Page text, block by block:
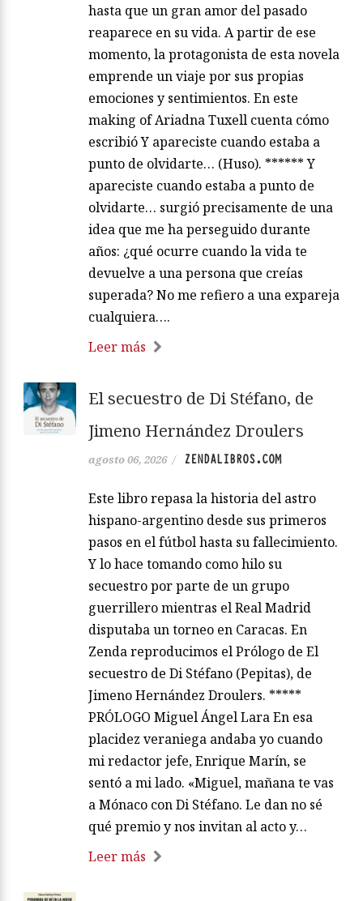
hasta que un gran amor del pasado
reaparece en su vida. A partir de ese
momento, la protagonista de esta novela
emprende un viaje por sus propias
emociones y sentimientos. En este
making of Ariadna Tuxell cuenta cómo
escribió Y apareciste cuando estaba a
punto de olvidarte… (Huso). ****** Y
apareciste cuando estaba a punto de
olvidarte… surgió precisamente de una
idea que me ha perseguido durante
años: ¿qué ocurre cuando la vida te
devuelve a una persona que creías
superada? No me refiero a una expareja
cualquiera….
Leer más
El secuestro de Di Stéfano, de
Jimeno Hernández Droulers
agosto 06, 2026 / ZENDALIBROS.COM
Este libro repasa la historia del astro
hispano-argentino desde sus primeros
pasos en el fútbol hasta su fallecimiento.
Y lo hace tomando como hilo su
secuestro por parte de un grupo
guerrillero mientras el Real Madrid
disputaba un torneo en Caracas. En
Zenda reproducimos el Prólogo de El
secuestro de Di Stéfano (Pepitas), de
Jimeno Hernández Droulers. *****
PRÓLOGO Miguel Ángel Lara En esa
placidez veraniega andaba yo cuando
mi redactor jefe, Enrique Marín, se
sentó a mi lado. «Miguel, mañana te vas
a Mónaco con Di Stéfano. Le dan no sé
qué premio y nos invitan al acto y…
Leer más